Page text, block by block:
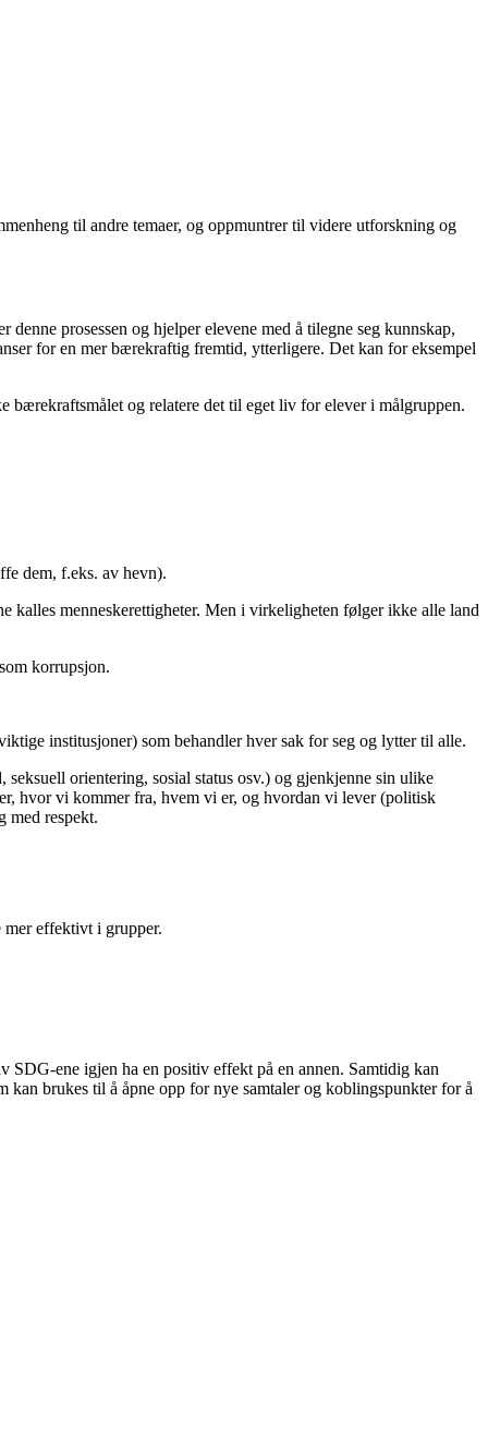
til andre temaer, og oppmuntrer til videre utforskning og
prosessen og hjelper elevene med å tilegne seg kunnskap,
for en mer bærekraftig fremtid, ytterligere. Det kan for eksempel
bærekraftsmålet og relatere det til eget liv for elever i målgruppen.
dem, f.eks. av hevn).
kalles menneskerettigheter. Men i virkeligheten følger ikke alle land
korrupsjon.
institusjoner) som behandler hver sak for seg og lytter til alle.
orientering, sosial status osv.) og gjenkjenne sin ulike
hvor vi kommer fra, hvem vi er, og hvordan vi lever (politisk
med respekt.
effektivt i grupper.
SDG-ene igjen ha en positiv effekt på en annen. Samtidig kan
brukes til å åpne opp for nye samtaler og koblingspunkter for å